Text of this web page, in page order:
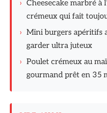
› Cheesecake marbré à
crémeux qui fait
› Mini burgers apéritifs
garder ultra juteux
› Poulet crémeux au
gourmand prêt en 35